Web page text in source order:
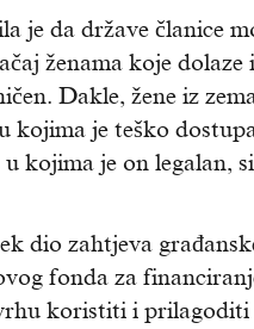
je da države članice
ženama koje
Dakle, žene iz
je teško
kojima je on legalan,
dio zahtjeva
fonda za
koristiti i